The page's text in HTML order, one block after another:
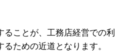
ることが、工務店経営での利
ための近道となります。